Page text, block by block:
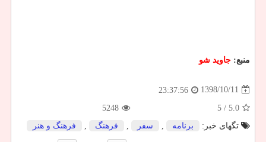
منبع: جاوید شو
1398/10/11
23:37:56
5.0
/ 5
5248
تگهای خبر:
برنامه سفر فرهنگ فرهنگ و هنر